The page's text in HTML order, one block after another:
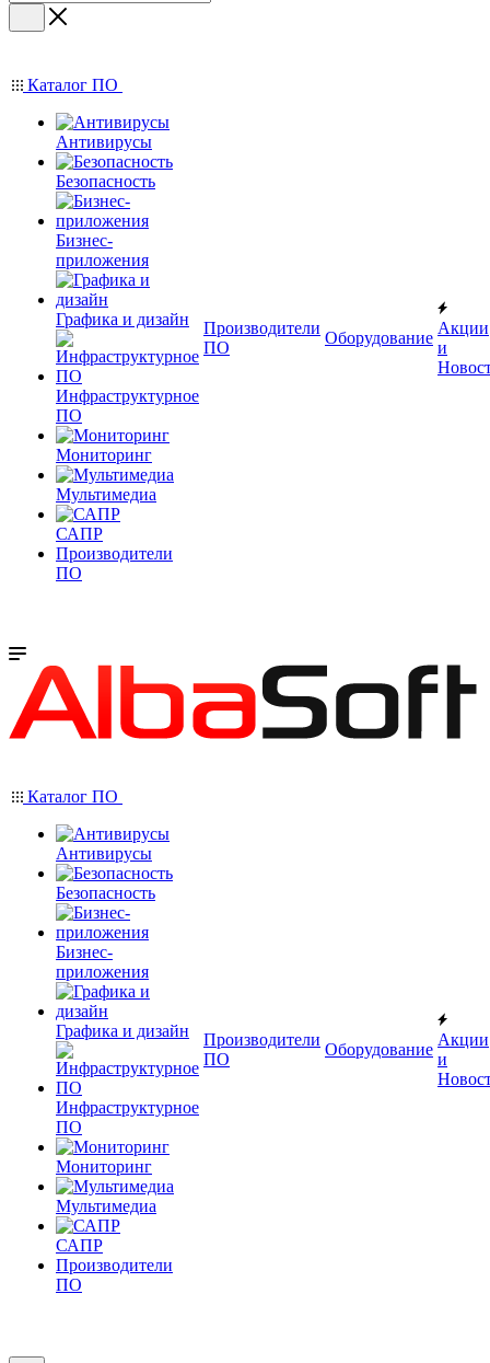
Каталог ПО
Антивирусы
Безопасность
Бизнес-
приложения
Графика и дизайн
Инфраструктурное
ПО
Мониторинг
Мультимедиа
САПР
Производители
ПО
Производители
ПО
Оборудование
Акции
и
Каталог ПО
Антивирусы
Безопасность
Бизнес-
приложения
Графика и дизайн
Инфраструктурное
ПО
Мониторинг
Мультимедиа
САПР
Производители
ПО
Производители
ПО
Оборудование
Акции
и